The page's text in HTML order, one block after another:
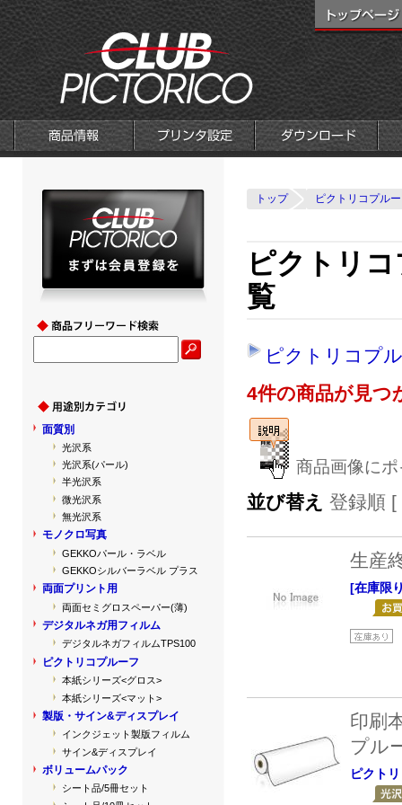
トップ ピクトリコプル
ピクトリ
覧
ピクトリコプ
4件の商品が見つ
商品画像に
並び替え 登録順 [
生産
[在庫限
印刷
プル
ピクト
面質別
光沢系
光沢系(パール)
半光沢系
微光沢系
無光沢系
モノクロ写真
GEKKOパール・ラベル
GEKKOシルバーラベル プラス
両面プリント用
両面セミグロスペーパー(薄)
デジタルネガ用フィルム
デジタルネガフィルムTPS100
ピクトリコプルーフ
本紙シリーズ<グロス>
本紙シリーズ<マット>
製版・サイン&ディスプレイ
インクジェット製版フィルム
サイン&ディスプレイ
ボリュームパック
シート品/5冊セット